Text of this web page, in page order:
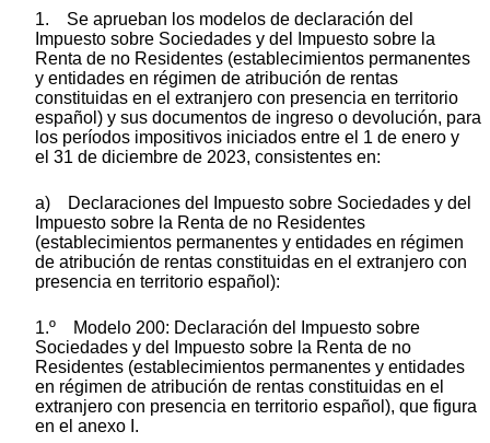
1. Se aprueban los modelos de declaración del
Impuesto sobre Sociedades y del Impuesto sobre la
Renta de no Residentes (establecimientos permanentes
y entidades en régimen de atribución de rentas
constituidas en el extranjero con presencia en territorio
español) y sus documentos de ingreso o devolución, para
los períodos impositivos iniciados entre el 1 de enero y
el 31 de diciembre de 2023, consistentes en:
a) Declaraciones del Impuesto sobre Sociedades y del
Impuesto sobre la Renta de no Residentes
(establecimientos permanentes y entidades en régimen
de atribución de rentas constituidas en el extranjero con
presencia en territorio español):
1.º Modelo 200: Declaración del Impuesto sobre
Sociedades y del Impuesto sobre la Renta de no
Residentes (establecimientos permanentes y entidades
en régimen de atribución de rentas constituidas en el
extranjero con presencia en territorio español), que figura
en el anexo I.